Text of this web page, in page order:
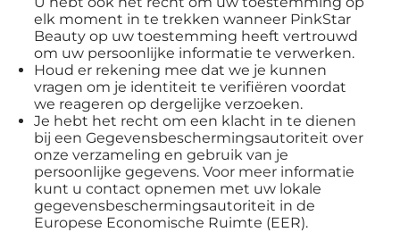
elk moment in te trekken wanneer PinkStar
Beauty op uw toestemming heeft vertrouwd
om uw persoonlijke informatie te verwerken.
Houd er rekening mee dat we je kunnen
vragen om je identiteit te verifiëren voordat
we reageren op dergelijke verzoeken.
Je hebt het recht om een klacht in te dienen
bij een Gegevensbeschermingsautoriteit over
onze verzameling en gebruik van je
persoonlijke gegevens. Voor meer informatie
kunt u contact opnemen met uw lokale
gegevensbeschermingsautoriteit in de
Europese Economische Ruimte (EER).